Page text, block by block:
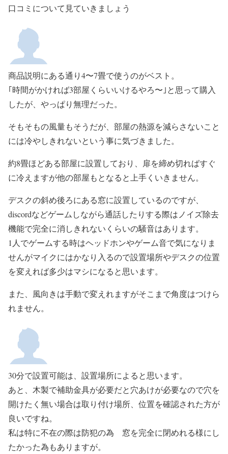
口コミについて見ていきましょう
商品説明にある通り4〜7畳で使うのがベスト。
｢時間がかければ3部屋くらいいけるやろ〜｣と思って購入
したが、やっぱり無理だった。
そもそもの風量もそうだが、部屋の熱源を減らさないこと
には冷やしきれないという事に気づきました。
約8畳ほどある部屋に設置しており、扉を締め切ればすぐ
に冷えますが他の部屋もとなると上手くいきません。
デスクの斜め後ろにある窓に設置しているのですが、
discordなどゲームしながら通話したりする際はノイズ除去
機能で完全に消しきれないくらいの騒音はあります。
1人でゲームする時はヘッドホンやゲーム音で気になりま
せんがマイクにはかなり入るので設置場所やデスクの位置
を変えれば多少はマシになると思います。
また、風向きは手動で変えれますがそこまで角度はつけら
れません。
30分で設置可能は、設置場所によると思います。
あと、木製で補助金具が必要だと穴あけが必要なので穴を
開けたく無い場合は取り付け場所、位置を確認された方が
良いですね。
私は特に不在の際は防犯の為 窓を完全に閉めれる様にし
たかった為もありますが。